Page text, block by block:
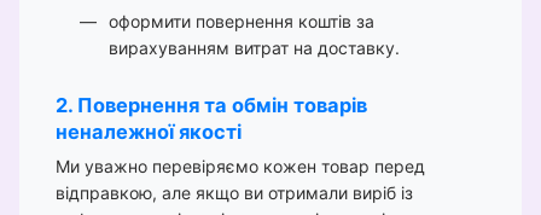
оформити повернення коштів за
вирахуванням витрат на доставку.
2. Повернення та обмін товарів
неналежної якості
Ми уважно перевіряємо кожен товар перед
відправкою, але якщо ви отримали виріб із